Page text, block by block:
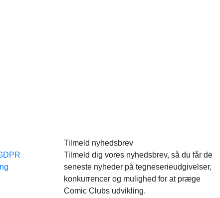
Tilmeld nyhedsbrev
Tilmeld dig vores nyhedsbrev, så du får de
seneste nyheder på tegneserieudgivelser,
konkurrencer og mulighed for at præge
Comic Clubs udvikling.